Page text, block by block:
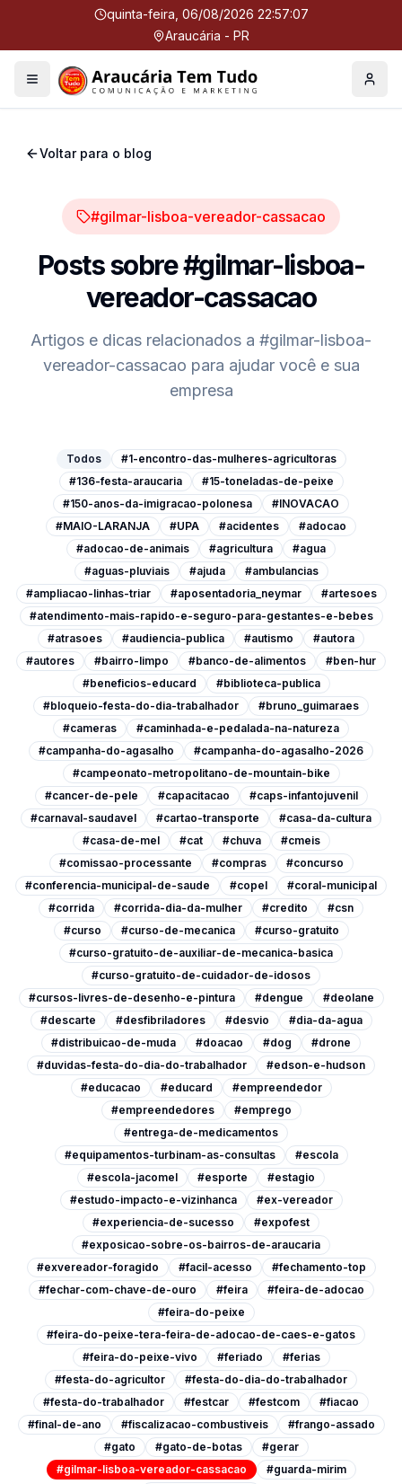
quinta-feira, 06/08/2026 22:57:08
Araucária - PR
Menu Perfil
Voltar para o blog
#gilmar-lisboa-vereador-cassacao
Posts sobre#gilmar-lisboa-
vereador-cassacao
Artigos e dicas relacionados a #gilmar-lisboa-
vereador-cassacao para ajudar você e sua
empresa
Todos
#1-encontro-das-mulheres-agricultoras
#136-festa-araucaria
#15-toneladas-de-peixe
#150-anos-da-imigracao-polonesa
#INOVACAO
#MAIO-LARANJA
#UPA #acidentes
#adocao
#adocao-de-animais
#agricultura
#agua
#aguas-pluviais
#ajuda
#ambulancias
#ampliacao-linhas-triar
#aposentadoria_neymar
#artesoes
#atendimento-mais-rapido-e-seguro-para-gestantes-e-bebes
#atrasoes
#audiencia-publica #autismo
#autora
#autores
#bairro-limpo #banco-de-alimentos
#ben-hur
#beneficios-educard
#biblioteca-publica
#bloqueio-festa-do-dia-trabalhador
#bruno_guimaraes
#cameras
#caminhada-e-pedalada-na-natureza
#campanha-do-agasalho
#campanha-do-agasalho-2026
#campeonato-metropolitano-de-mountain-bike
#cancer-de-pele
#capacitacao
#caps-infantojuvenil
#carnaval-saudavel
#cartao-transporte
#casa-da-cultura
#casa-de-mel
#cat #chuva
#cmeis
#comissao-processante
#compras
#concurso
#conferencia-municipal-de-saude
#copel
#coral-municipal
#corrida
#corrida-dia-da-mulher #credito
#csn
#curso
#curso-de-mecanica
#curso-gratuito
#curso-gratuito-de-auxiliar-de-mecanica-basica
#curso-gratuito-de-cuidador-de-idosos
#cursos-livres-de-desenho-e-pintura
#dengue
#deolane
#descarte
#desfibriladores #desvio
#dia-da-agua
#distribuicao-de-muda
#doacao #dog
#drone
#duvidas-festa-do-dia-do-trabalhador
#edson-e-hudson
#educacao
#educard
#empreendedor
#empreendedores
#emprego
#entrega-de-medicamentos
#equipamentos-turbinam-as-consultas
#escola
#escola-jacomel
#esporte
#estagio
#estudo-impacto-e-vizinhanca
#ex-vereador
#experiencia-de-sucesso
#expofest
#exposicao-sobre-os-bairros-de-araucaria
#exvereador-foragido
#facil-acesso
#fechamento-top
#fechar-com-chave-de-ouro
#feira
#feira-de-adocao
#feira-do-peixe
#feira-do-peixe-tera-feira-de-adocao-de-caes-e-gatos
#feira-do-peixe-vivo
#feriado
#ferias
#festa-do-agricultor
#festa-do-dia-do-trabalhador
#festa-do-trabalhador
#festcar #festcom
#fiacao
#final-de-ano
#fiscalizacao-combustiveis
#frango-assado
#gato
#gato-de-botas
#gerar
#gilmar-lisboa-vereador-cassacao
#guarda-mirim